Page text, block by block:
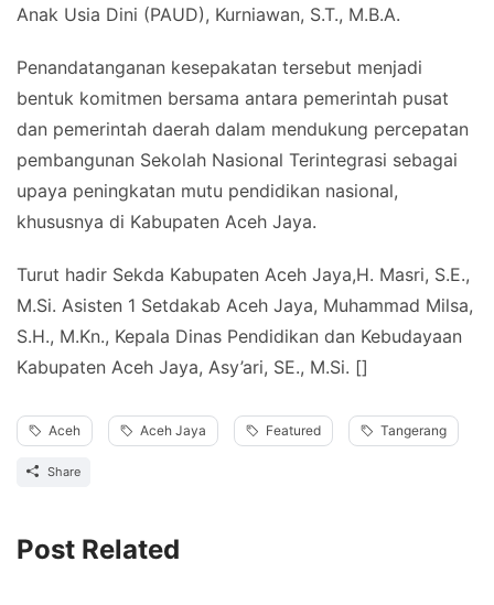
Anak Usia Dini (PAUD), Kurniawan, S.T., M.B.A.
Penandatanganan kesepakatan tersebut menjadi
bentuk komitmen bersama antara pemerintah pusat
dan pemerintah daerah dalam mendukung percepatan
pembangunan Sekolah Nasional Terintegrasi sebagai
upaya peningkatan mutu pendidikan nasional,
khususnya di Kabupaten Aceh Jaya.
Turut hadir Sekda Kabupaten Aceh Jaya,H. Masri, S.E.,
M.Si. Asisten 1 Setdakab Aceh Jaya, Muhammad Milsa,
S.H., M.Kn., Kepala Dinas Pendidikan dan Kebudayaan
Kabupaten Aceh Jaya, Asy’ari, SE., M.Si. []
Aceh Aceh Jaya Featured Tangerang
Share
Post Related